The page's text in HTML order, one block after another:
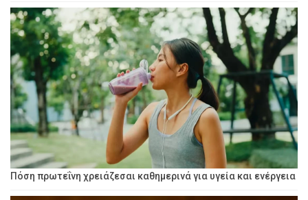
Πόση πρωτεΐνη χρειάζεσαι καθημερινά για υγεία και ενέργεια